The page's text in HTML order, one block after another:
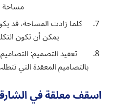
مساحة
كلما زادت المساحة، قد
يمكن أن تكون
تعقيد التصميم:
بالتصاميم المعقدة التي
اسقف معلقة في